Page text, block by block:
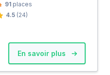
91 places
4.5 (24)
En savoir plus